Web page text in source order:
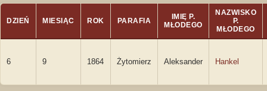
DZIEŃ MIESIĄC ROK PARAFIA
IMIĘ P.
MŁODEGO
NAZWISKO
P.
MŁODEGO
6 9 1864 Żytomierz Aleksander Hankel